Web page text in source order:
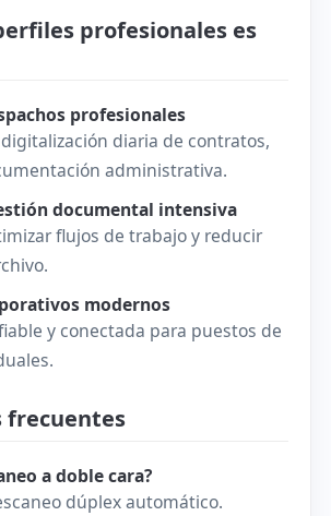
profesionales es
profesionales
diaria de contratos,
administrativa.
documental intensiva
flujos de trabajo y reducir
modernos
y conectada para puestos de
frecuentes
a doble cara?
dúplex automático.